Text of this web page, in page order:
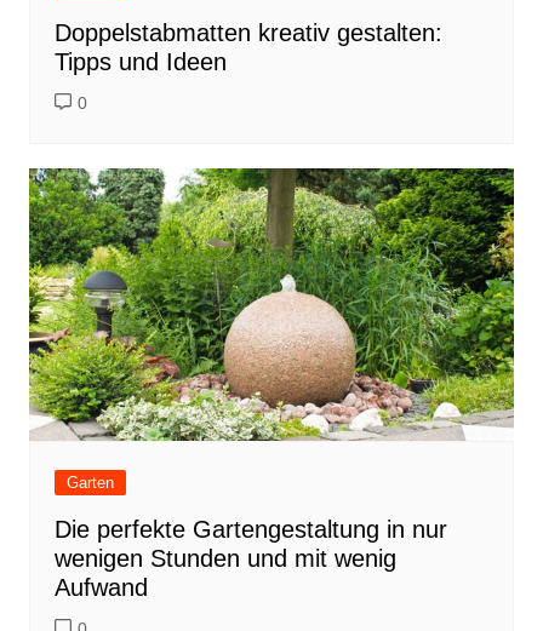
Doppelstabmatten kreativ gestalten:
Tipps und Ideen
0
Garten
Die perfekte Gartengestaltung in nur
wenigen Stunden und mit wenig
Aufwand